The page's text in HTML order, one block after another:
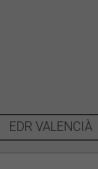
EDR VALENCIÀ